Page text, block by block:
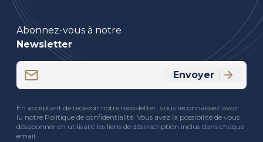
Abonnez-vous à notre
Newsletter
CAPTCHA
Envoyer
En acceptant de recevoir notre newsletter, vous reconnaissez avoir
lu notre Politique de confidentialité. Vous avez la possibilité de vous
désabonner en utilisant les liens de désinscription inclus dans chaque
email.